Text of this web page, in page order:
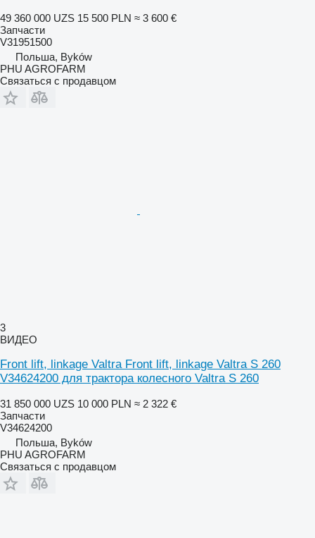
49 360 000 UZS 15 500 PLN ≈ 3 600 €
Запчасти
V31951500
Польша, Byków
PHU AGROFARM
Связаться с продавцом
3
ВИДЕО
Front lift, linkage Valtra Front lift, linkage Valtra S 260
V34624200 для трактора колесного Valtra S 260
31 850 000 UZS 10 000 PLN ≈ 2 322 €
Запчасти
V34624200
Польша, Byków
PHU AGROFARM
Связаться с продавцом